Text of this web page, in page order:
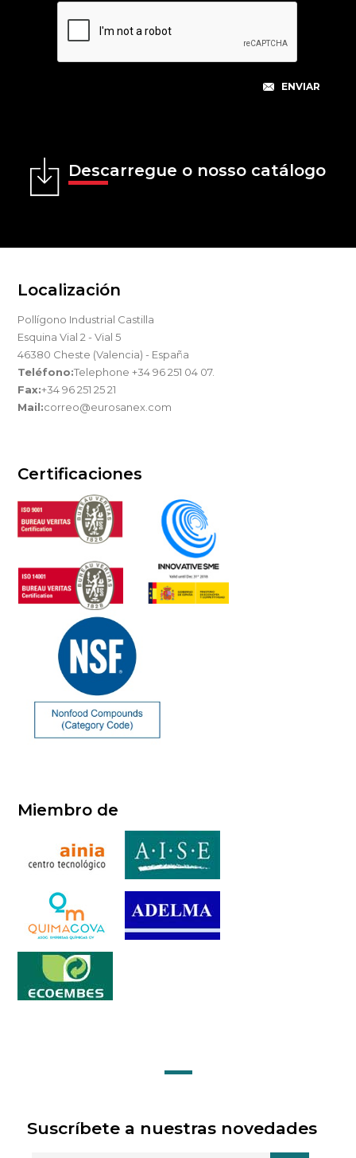
Descarregue o nosso catálogo
Localización
Pollígono Industrial Castilla
Esquina Vial 2 - Vial 5
46380 Cheste (Valencia) - España
Teléfono:Telephone +34 96 251 04 07.
Fax:+34 96 251 25 21
Mail:correo@eurosanex.com
Certificaciones
Miembro de
Suscríbete a nuestras novedades